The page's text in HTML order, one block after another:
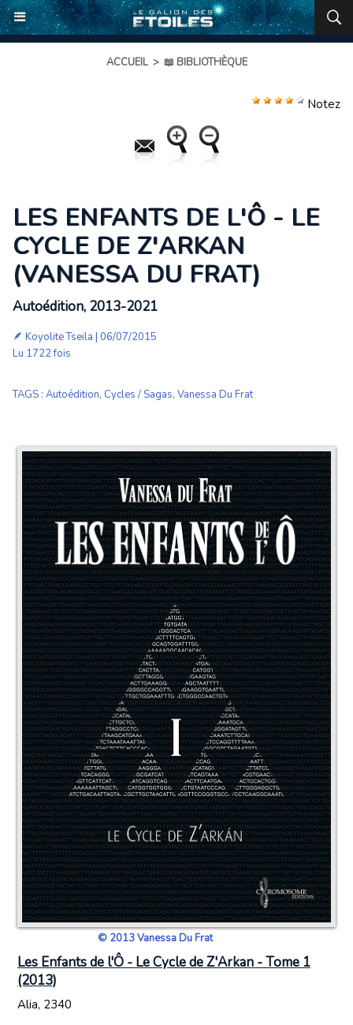
ACCUEIL > 📖 BIBLIOTHÈQUE
Notez
LES ENFANTS DE L'Ô - LE
CYCLE DE Z'ARKAN
(VANESSA DU FRAT)
Autoédition, 2013-2021
🪶 Koyolite Tseila | 06/07/2015
Lu 1722 fois
TAGS : Autoédition, Cycles / Sagas, Vanessa Du Frat
© 2013 Vanessa Du Frat
Les Enfants de l'Ô - Le Cycle de Z'Arkan - Tome 1
(2013)
Alia, 2340